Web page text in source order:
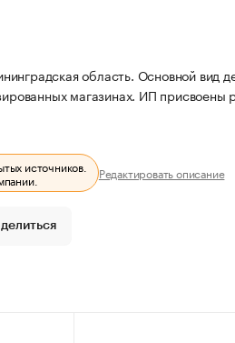
область. Основной вид
магазинах. ИП присвоены
источников. Редактировать описание